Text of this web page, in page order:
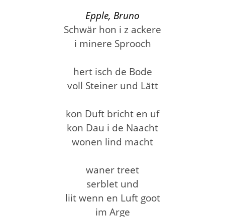
Epple, Bruno
Schwär hon i z ackere
i minere Sprooch
hert isch de Bode
voll Steiner und Lätt
kon Duft bricht en uf
kon Dau i de Naacht
wonen lind macht
waner treet
serblet und
liit wenn en Luft goot
im Arge